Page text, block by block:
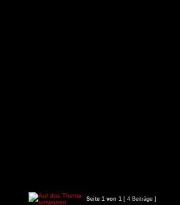
Seite 1 von 1 [ 4 Beiträge ]